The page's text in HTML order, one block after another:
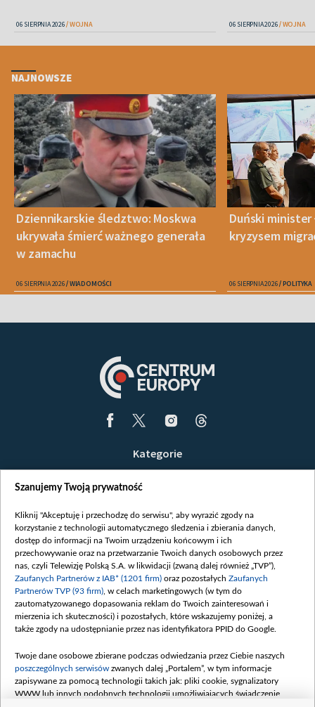
06 SIERPNIA 2026 WOJNA 06 SIERPNIA 2026 WOJNA
NAJNOWSZE
Dziennikarskie śledztwo: Moskwa
ukrywała śmierć ważnego generała
w zamachu
06 SIERPNIA 2026 WIADOMOŚCI
Duński minister
kryzysem
06 SIERPNIA 2026 POLITYKA
Kategorie
Opinie
Białoruś / Polska
Czytelnia
Centrum Europy
O nas
Kontakt
Informacje o nadawcy
Serwisy partnerskie
belsat.eu
slava.tv
Szanujemy Twoją prywatność
Kliknij "Akceptuję i przechodzę do serwisu", aby wyrazić zgody na
korzystanie z technologii automatycznego śledzenia i zbierania danych,
dostęp do informacji na Twoim urządzeniu końcowym i ich
przechowywanie oraz na przetwarzanie Twoich danych osobowych przez
nas, czyli Telewizję Polską S.A. w likwidacji (zwaną dalej również „TVP”),
Zaufanych Partnerów z IAB* (1201 firm) oraz pozostałych Zaufanych
Partnerów TVP (93 firm) , w celach marketingowych (w tym do
zautomatyzowanego dopasowania reklam do Twoich zainteresowań i
mierzenia ich skuteczności) i pozostałych, które wskazujemy poniżej, a
także zgody na udostępnianie przez nas identyfikatora PPID do Google.
Twoje dane osobowe zbierane podczas odwiedzania przez Ciebie naszych
poszczególnych serwisów zwanych dalej „Portalem”, w tym informacje
zapisywane za pomocą technologii takich jak: pliki cookie, sygnalizatory
WWW lub innych podobnych technologii umożliwiających świadczenie